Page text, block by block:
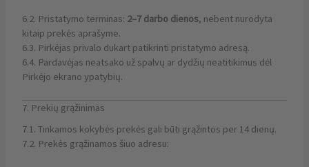
6.2. Pristatymo terminas: 2–7 darbo dienos, nebent nurodyta
kitaip prekės aprašyme.
6.3. Pirkėjas privalo dukart patikrinti pristatymo adresą.
6.4. Pardavėjas neatsako už spalvų ar dydžių neatitikimus dėl
Pirkėjo ekrano ypatybių.
7. Prekių grąžinimas
7.1. Tinkamos kokybės prekės gali būti grąžintos per 14 dienų.
7.2. Prekės grąžinamos šiuo adresu: